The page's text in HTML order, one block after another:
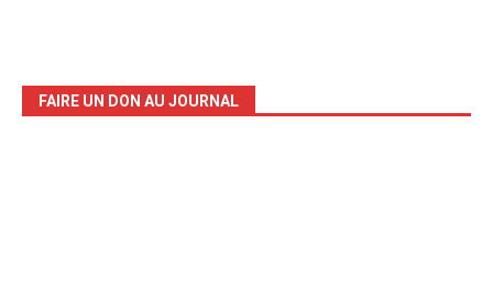
FAIRE UN DON AU JOURNAL